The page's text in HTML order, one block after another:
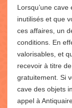
Lorsqu’une
inutilisés et que
ces affaires, un
conditions. En
valorisables, et
recevoir à titre
gratuitement. Si
cave des objets
appel à